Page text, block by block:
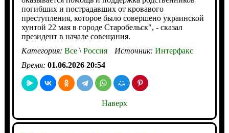
погибших и пострадавших от кровавого
преступления, которое было совершено украинской
хунтой 22 мая в городе Старобельск", - сказал
президент в начале совещания.
Категория: Все\Россия Источник: Интерфакс
Время: 01.06.2026 20:54
Наверх